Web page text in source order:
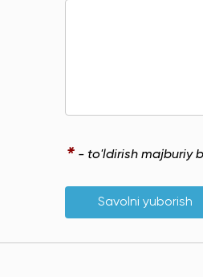
* - to'ldirish majburiy
Savolni yuborish